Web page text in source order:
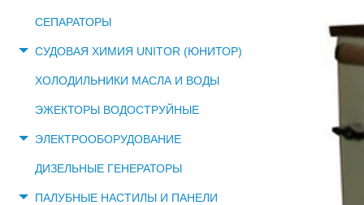
СЕПАРАТОРЫ
СУДОВАЯ ХИМИЯ UNITOR (ЮНИТОР)
ХОЛОДИЛЬНИКИ МАСЛА И ВОДЫ
ЭЖЕКТОРЫ ВОДОСТРУЙНЫЕ
ЭЛЕКТРООБОРУДОВАНИЕ
ДИЗЕЛЬНЫЕ ГЕНЕРАТОРЫ
ПАЛУБНЫЕ НАСТИЛЫ И ПАНЕЛИ